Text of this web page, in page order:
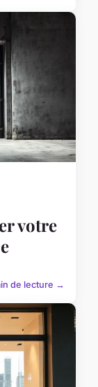
votre
de lecture →